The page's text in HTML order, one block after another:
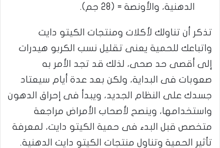
الدهنية، والأونصة = (28 جم).
تذكر أن تناولك لأكلات ومنتجات الكيتو دايت
واتباعك للحمية يعنى تقليل نسب الكربو هيدرات
إلى أقصى حد صحى، لذلك قد تجد الأمر به
صعوبات فى البداية، ولكن بعد عدة أيام سيعتاد
جسدك على النظام الجديد، ويبدأ فى إحراق الدهون
واستخدامها، وينصح لأصحاب الأمراض مراجعة
متخصص قبل البدء فى حمية الكيتو دايت، لمعرفة
تأثير الحمية وتناول منتجات الكيتو دايت الدهنية.